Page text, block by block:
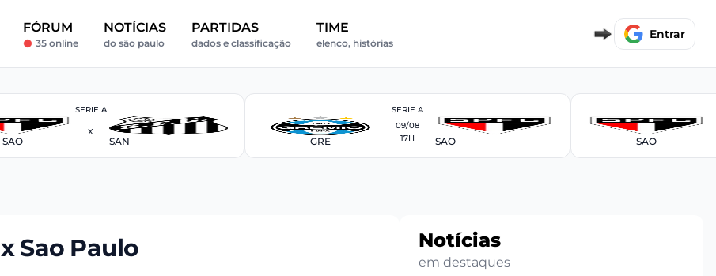
FÓRUM
35 online
NOTÍCIAS
do são paulo
PARTIDAS
dados e classificação
TIME
elenco, histórias
Entrar
SERIE A
SAO
X
SAN
SERIE A
GRE
09/08
17H
SAO SAO
Sao Paulo Notícias
em destaques